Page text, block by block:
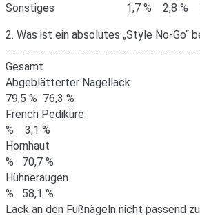
Sonstiges 1,7 % 2,8 %
2. Was ist ein absolutes „Style No-Go“
Gesamt
Abgeblätterter
79,5 % 76,3 %
French Pediküre
% 3,1 %
Hornhaut
% 70,7 %
Hühneraugen
% 58,1 %
Lack an den Fußnägeln nicht